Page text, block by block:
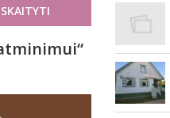
SKAITYTI